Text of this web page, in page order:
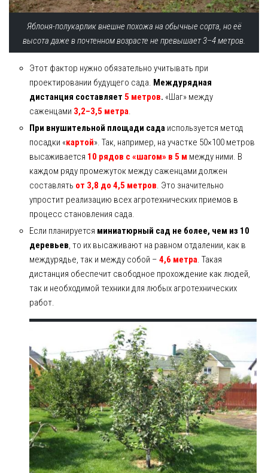
Яблоня-полукарлик внешне похожа на обычные сорта, но её
высота даже в почтенном возрасте не превышает 3–4 метров.
Этот фактор нужно обязательно учитывать при
проектировании будущего сада. Междурядная
дистанция составляет 5 метров. «Шаг» между
саженцами 3,2–3,5 метра.
При внушительной площади садаиспользуется метод
посадки «картой». Так, например, на участке 50×100 метров
высаживается 10 рядов с «шагом» в 5 м между ними. В
каждом ряду промежуток между саженцами должен
составлять от 3,8 до 4,5 метров. Это значительно
упростит реализацию всех агротехнических приемов в
процесс становления сада.
Если планируется миниатюрный сад не более, чем из 10
деревьев, то их высаживают на равном отдалении, как в
междурядье, так и между собой – 4,6 метра. Такая
дистанция обеспечит свободное прохождение как людей,
так и необходимой техники для любых агротехнических
работ.